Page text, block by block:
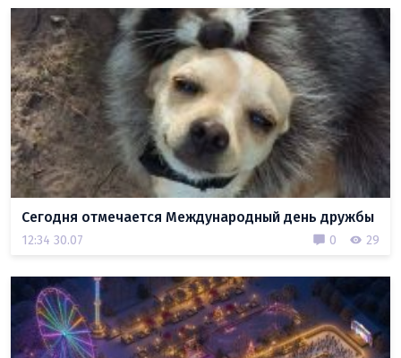
Сегодня отмечается Международный день дружбы
12:34 30.07 0 29